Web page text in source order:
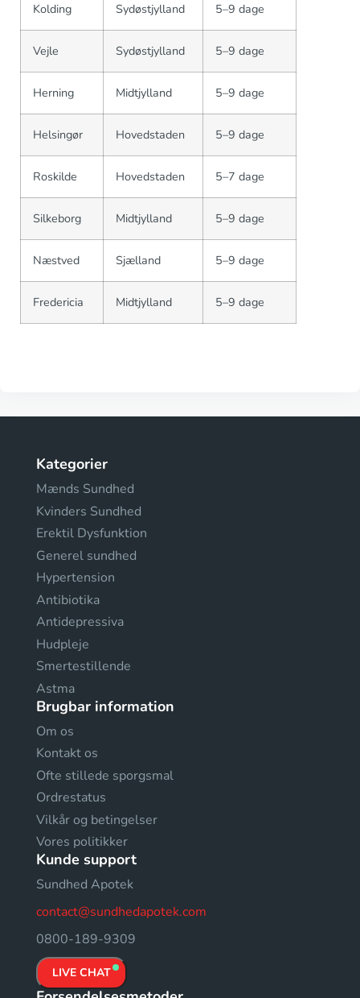
Kolding Sydøstjylland 5–9 dage
Vejle Sydøstjylland 5–9 dage
Herning Midtjylland 5–9 dage
Helsingør Hovedstaden 5–9 dage
Roskilde Hovedstaden 5–7 dage
Silkeborg Midtjylland 5–9 dage
Næstved Sjælland 5–9 dage
Fredericia Midtjylland 5–9 dage
Kategorier
Mænds Sundhed
Kvinders Sundhed
Erektil Dysfunktion
Generel sundhed
Hypertension
Antibiotika
Antidepressiva
Hudpleje
Smertestillende
Astma
Brugbar information
Om os
Kontakt os
Ofte stillede sporgsmal
Ordrestatus
Vilkår og betingelser
Vores politikker
Kunde support
Sundhed Apotek
contact@sundhedapotek.com
0800-189-9309
LIVE CHAT